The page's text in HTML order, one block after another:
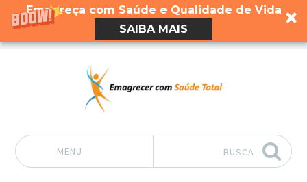
Emagreça com Saúde e Qualidade de Vida
SAIBA MAIS
MENU BUSCA